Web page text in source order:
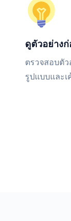
ดูตัวอย่าง
ตรวจสอบตั
รูปแบบและ